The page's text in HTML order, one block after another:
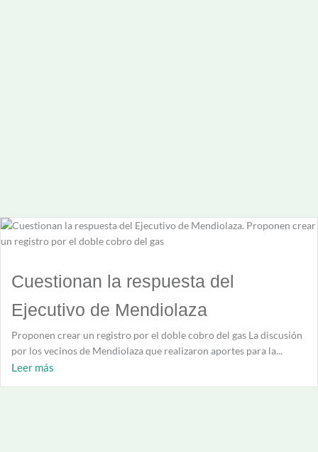
Cuestionan la respuesta del
Ejecutivo de Mendiolaza
Proponen crear un registro por el doble cobro del gas La discusión
por los vecinos de Mendiolaza que realizaron aportes para la...
Leer más